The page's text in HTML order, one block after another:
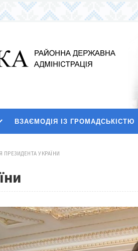
ВЗАЄМОДІЯ ІЗ ГРОМАДСЬКІСТЮ
ПРЕЗИДЕНТА УКРАЇНИ